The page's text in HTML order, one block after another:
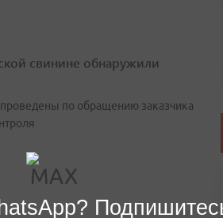
свинине обнаружили
по обращению заказчика